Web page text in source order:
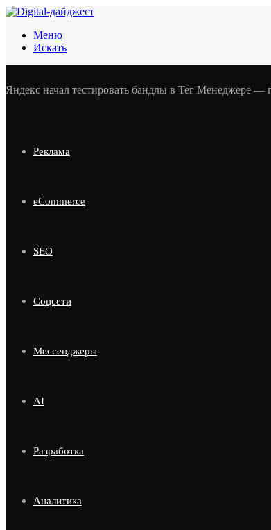
Меню
Искать
Яндекс начал тестировать бандлы в Тег Менеджере —
Реклама
eCommerce
SEO
Соцсети
Мессенджеры
AI
Разработка
Аналитика